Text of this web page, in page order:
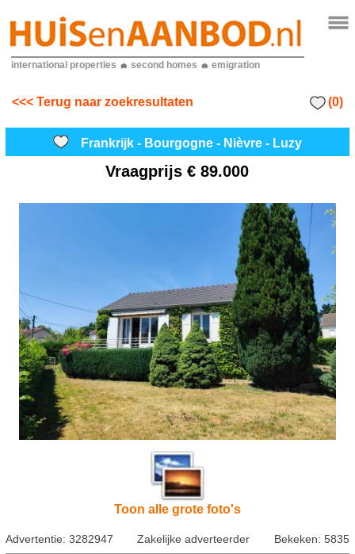
international properties second homes emigration
<<< Terug naar zoekresultaten (0)
Frankrijk - Bourgogne - Nièvre - Luzy
Vraagprijs€ 89.000
Toon alle grote foto's
Advertentie: 3282947 Zakelijke adverteerder Bekeken: 5835